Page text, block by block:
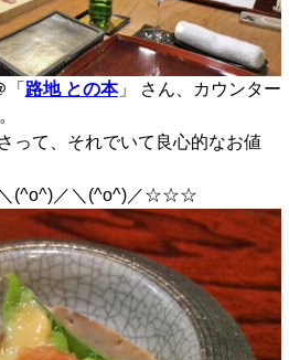
路地 との本」 さん、カウンター
って、それでいて良心的なお値
＼(^o^)／＼(^o^)／☆☆☆